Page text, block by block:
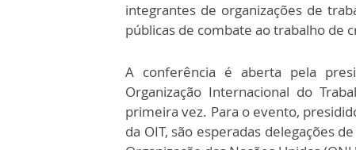
integrantes de organizações de
públicas de combate ao trabalho de
A conferência é aberta pela
Organização Internacional do
primeira vez. Para o evento,
da OIT, são esperadas delegações